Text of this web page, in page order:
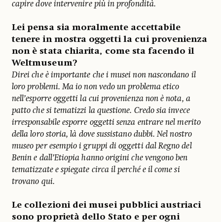
capire dove intervenire più in profondità.
Lei pensa sia moralmente accettabile
tenere in mostra oggetti la cui provenienza
non è stata chiarita, come sta facendo il
Weltmuseum?
Direi che è importante che i musei non nascondano il
loro problemi. Ma io non vedo un problema etico
nell’esporre oggetti la cui provenienza non è nota, a
patto che si tematizzi la questione. Credo sia invece
irresponsabile esporre oggetti senza entrare nel merito
della loro storia, là dove sussistano dubbi. Nel nostro
museo per esempio i gruppi di oggetti dal Regno del
Benin e dall’Etiopia hanno origini che vengono ben
tematizzate e spiegate circa il perché e il come si
trovano qui.
Le collezioni dei musei pubblici austriaci
sono proprietà dello Stato e per ogni